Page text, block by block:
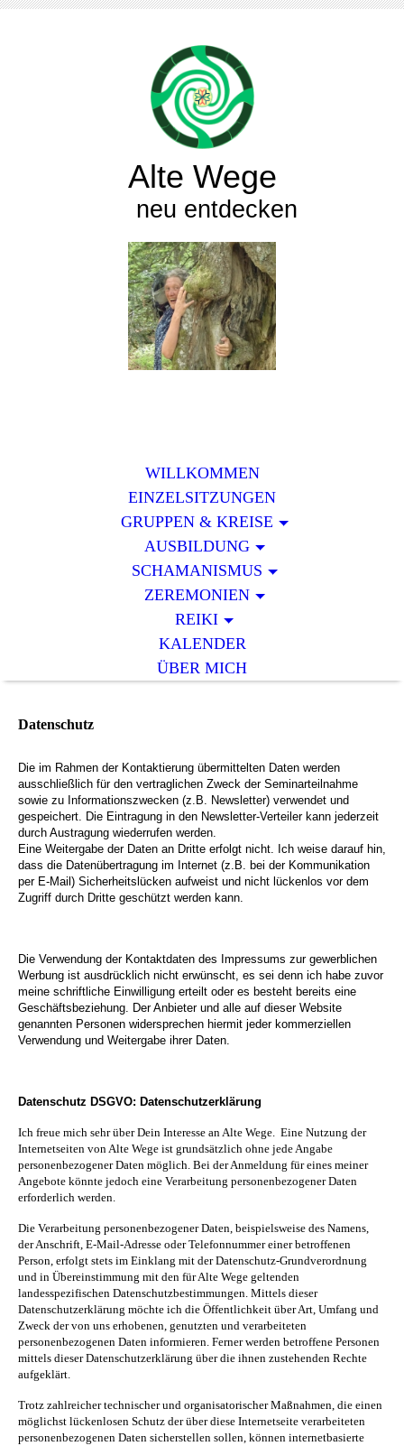
Alte Wege
neu entdecken
WILLKOMMEN
EINZELSITZUNGEN
GRUPPEN & KREISE
AUSBILDUNG
SCHAMANISMUS
ZEREMONIEN
REIKI
KALENDER
ÜBER MICH
Datenschutz
Die im Rahmen der Kontaktierung übermittelten Daten werden
ausschließlich für den vertraglichen Zweck der Seminarteilnahme
sowie zu Informationszwecken (z.B. Newsletter) verwendet und
gespeichert. Die Eintragung in den Newsletter-Verteiler kann jederzeit
durch Austragung wiederrufen werden.
Eine Weitergabe der Daten an Dritte erfolgt nicht. Ich weise darauf hin,
dass die Datenübertragung im Internet (z.B. bei der Kommunikation
per E-Mail) Sicherheitslücken aufweist und nicht lückenlos vor dem
Zugriff durch Dritte geschützt werden kann.
Die Verwendung der Kontaktdaten des Impressums zur gewerblichen
Werbung ist ausdrücklich nicht erwünscht, es sei denn ich habe zuvor
meine schriftliche Einwilligung erteilt oder es besteht bereits eine
Geschäftsbeziehung. Der Anbieter und alle auf dieser Website
genannten Personen widersprechen hiermit jeder kommerziellen
Verwendung und Weitergabe ihrer Daten.
Datenschutz DSGVO: Datenschutzerklärung
Ich freue mich sehr über Dein Interesse an Alte Wege. Eine Nutzung der
Internetseiten von Alte Wege ist grundsätzlich ohne jede Angabe
personenbezogener Daten möglich. Bei der Anmeldung für eines meiner
Angebote könnte jedoch eine Verarbeitung personenbezogener Daten
erforderlich werden.
Die Verarbeitung personenbezogener Daten, beispielsweise des Namens,
der Anschrift, E-Mail-Adresse oder Telefonnummer einer betroffenen
Person, erfolgt stets im Einklang mit der Datenschutz-Grundverordnung
und in Übereinstimmung mit den für Alte Wege geltenden
landesspezifischen Datenschutzbestimmungen. Mittels dieser
Datenschutzerklärung möchte ich die Öffentlichkeit über Art, Umfang und
Zweck der von uns erhobenen, genutzten und verarbeiteten
personenbezogenen Daten informieren. Ferner werden betroffene Personen
mittels dieser Datenschutzerklärung über die ihnen zustehenden Rechte
aufgeklärt.
Trotz zahlreicher technischer und organisatorischer Maßnahmen, die einen
möglichst lückenlosen Schutz der über diese Internetseite verarbeiteten
personenbezogenen Daten sicherstellen sollen, können internetbasierte